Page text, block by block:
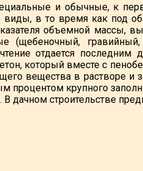
и обычные, к
в то время как под
объемной массы,
(щебеночный,
отдается
который вместе с
вещества в растворе
крупного
дачном строительстве